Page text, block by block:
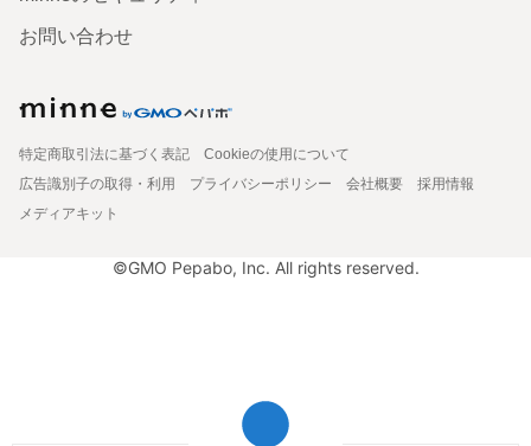
お問い合わせ
特定商取引法に基づく表記
Cookieの使用について
広告識別子の取得・利用
プライバシーポリシー 会社概要
採用情報
メディアキット
©GMO Pepabo, Inc. All rights reserved.